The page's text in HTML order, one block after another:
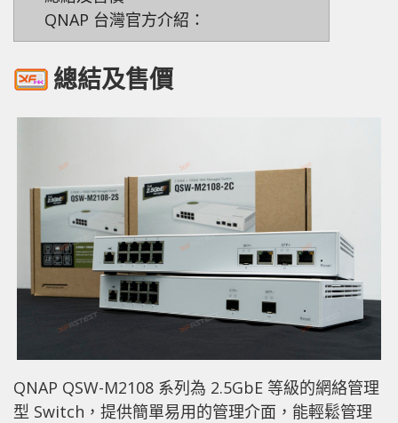
QNAP 台灣官方介紹：
總結及售價
QNAP QSW-M2108 系列為 2.5GbE 等級的網絡管理
型 Switch，提供簡單易用的管理介面，能輕鬆管理